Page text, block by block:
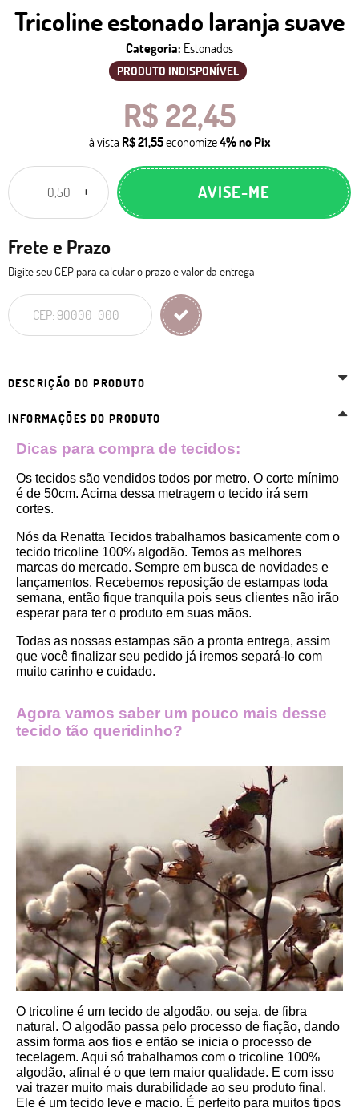
Tricoline estonado laranja suave
Categoria: Estonados
PRODUTO INDISPONÍVEL
R$ 22,45
à vista R$ 21,55economize4%no Pix
AVISE-ME
Frete e Prazo
Digite seu CEP para calcular o prazo e valor da entrega
DESCRIÇÃO DO PRODUTO
INFORMAÇÕES DO PRODUTO
Dicas para compra de tecidos:
Os tecidos são vendidos todos por metro. O corte mínimo
é de 50cm. Acima dessa metragem o tecido irá sem
cortes.
Nós da Renatta Tecidos trabalhamos basicamente com o
tecido tricoline 100% algodão. Temos as melhores
marcas do mercado. Sempre em busca de novidades e
lançamentos. Recebemos reposição de estampas toda
semana, então fique tranquila pois seus clientes não irão
esperar para ter o produto em suas mãos.
Todas as nossas estampas são a pronta entrega, assim
que você finalizar seu pedido já iremos separá-lo com
muito carinho e cuidado.
Agora vamos saber um pouco mais desse
tecido tão queridinho?
O tricoline é um tecido de algodão, ou seja, de fibra
natural. O algodão passa pelo processo de fiação, dando
assim forma aos fios e então se inicia o processo de
tecelagem. Aqui só trabalhamos com o tricoline 100%
algodão, afinal é o que tem maior qualidade. E com isso
vai trazer muito mais durabilidade ao seu produto final.
Ele é um tecido leve e macio. É perfeito para muitos tipos